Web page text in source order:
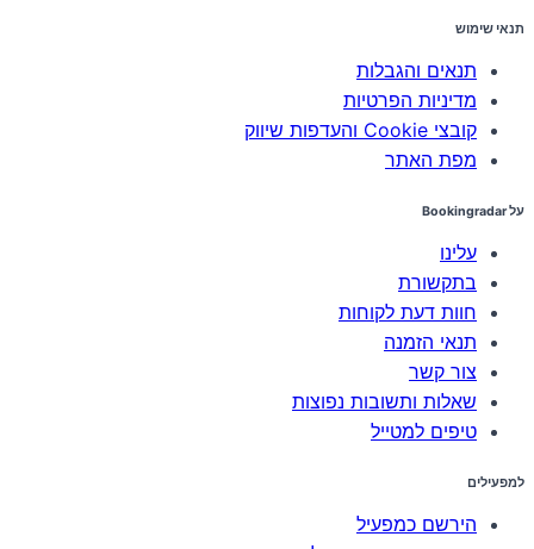
תנאי שימוש
תנאים והגבלות
מדיניות הפרטיות
קובצי Cookie והעדפות שיווק
מפת האתר
על Bookingradar
עלינו
בתקשורת
חוות דעת לקוחות
תנאי הזמנה
צור קשר
שאלות ותשובות נפוצות
טיפים למטייל
למפעילים
הירשם כמפעיל